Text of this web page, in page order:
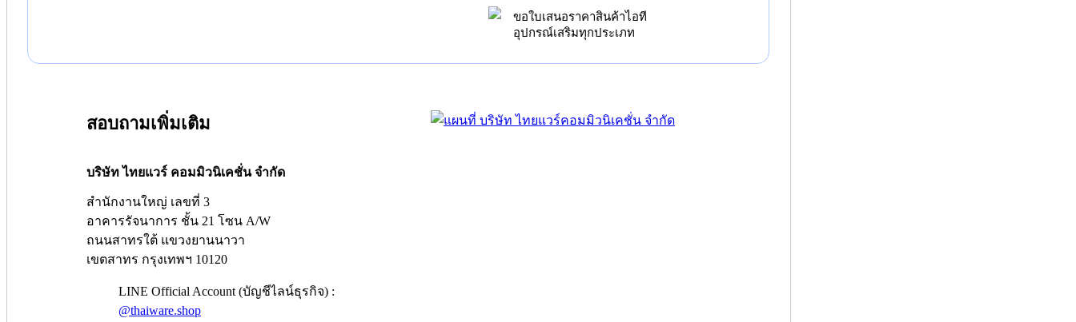
ขอใบเสนอราคาสินค้าไอที
อุปกรณ์เสริมทุกประเภท
สอบถามเพิ่มเติม
บริษัท ไทยแวร์ คอมมิวนิเคชั่น จำกัด
สำนักงานใหญ่ เลขที่ 3
อาคารรัจนาการ ชั้น 21 โซน A/W
ถนนสาทรใต้ แขวงยานนาวา
เขตสาทร กรุงเทพฯ 10120
LINE Official Account (บัญชีไลน์ธุรกิจ) :
@thaiware.shop